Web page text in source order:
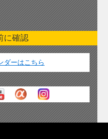
に確認
ダーはこちら